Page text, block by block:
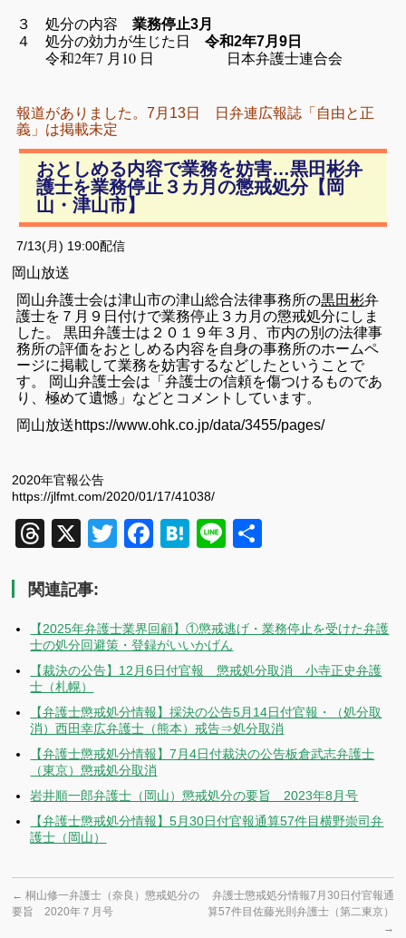
３ 処分の内容業務停止3月
４ 処分の効力が生じた日令和2年7月9日
令和2年7 月10 日 日本弁護士連合会
報道がありました。7月13日
日弁連広報誌「自由と正
義」は掲載未定
おとしめる内容で業務を妨害…黒田彬弁
護士を業務停止３カ月の懲戒処分【岡
山・津山市】
7/13(月) 19:00配信
岡山放送
岡山弁護士会は津山市の津山総合法律事務所の黒田彬弁
護士を７月９日付けで業務停止３カ月の懲戒処分にしま
した。 黒田弁護士は２０１９年３月、市内の別の法律事
務所の評価をおとしめる内容を自身の事務所のホームペ
ージに掲載して業務を妨害するなどしたということで
す。 岡山弁護士会は「弁護士の信頼を傷つけるものであ
り、極めて遺憾」などとコメントしています。
岡山放送https://www.ohk.co.jp/data/3455/pages/
2020年官報公告
https://jlfmt.com/2020/01/17/41038/
Threads
X TwitterFacebook
Hatena
Line
関連記事:
【2025年弁護士業界回顧】①懲戒逃げ・業務停止を受けた弁護
士の処分回避策・登録がいいかげん
【裁決の公告】12月6日付官報 懲戒処分取消 小寺正史弁護
士（札幌）
【弁護士懲戒処分情報】採決の公告5月14日付官報・（処分取
消）西田幸広弁護士（熊本）戒告⇒処分取消
【弁護士懲戒処分情報】7月4日付裁決の公告板倉武志弁護士
（東京）懲戒処分取消
岩井順一郎弁護士（岡山）懲戒処分の要旨 2023年8月号
【弁護士懲戒処分情報】5月30日付官報通算57件目横野崇司弁
護士（岡山）
← 桐山修一弁護士（奈良）懲戒処分の
要旨 2020年７月号
弁護士懲戒処分情報7月30日付官報通
算57件目佐藤光則弁護士（第二東京）
→